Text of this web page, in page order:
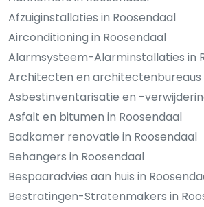
Afzuiginstallaties in Roosendaal
Airconditioning in Roosendaal
Alarmsysteem-Alarminstallaties in
Architecten en architectenbureaus
Asbestinventarisatie en -
Asfalt en bitumen in Roosendaal
Badkamer renovatie in Roosendaal
Behangers in Roosendaal
Bespaaradvies aan huis in
Bestratingen-Stratenmakers in